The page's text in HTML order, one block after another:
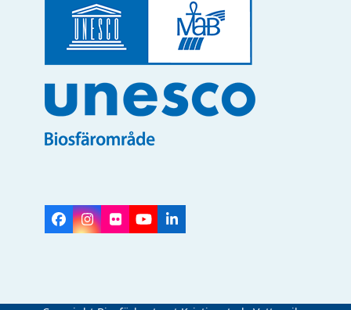
Facebook
Instagram
FlickrYouTubeLinkedIn